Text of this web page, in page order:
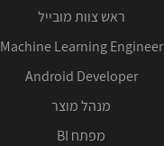
ראש צוות מובייל
Machine Learning Engineer
Android Developer
מנהל מוצר
מפתח BI